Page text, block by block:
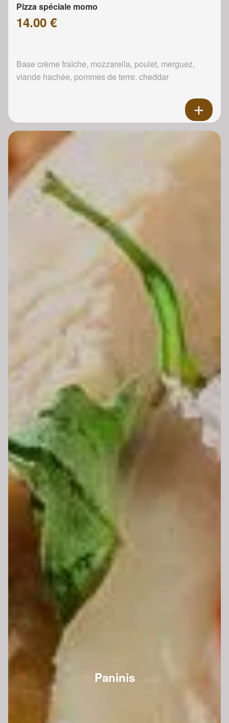
Pizza spéciale momo
14.00 €
Base crème fraîche, mozzarella, poulet, merguez,
viande hachée, pommes de terre, cheddar
Paninis